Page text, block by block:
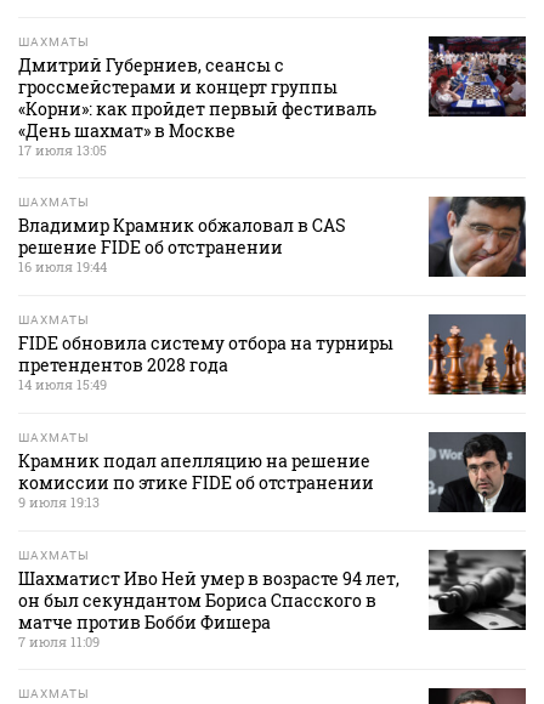
ШАХМАТЫ
Дмитрий Губерниев, сеансы с
гроссмейстерами и концерт группы
«Корни»: как пройдет первый фестиваль
«День шахмат» в Москве
17 июля 13:05
ШАХМАТЫ
Владимир Крамник обжаловал в CAS
решение FIDE об отстранении
16 июля 19:44
ШАХМАТЫ
FIDE обновила систему отбора на турниры
претендентов 2028 года
14 июля 15:49
ШАХМАТЫ
Крамник подал апелляцию на решение
комиссии по этике FIDE об отстранении
9 июля 19:13
ШАХМАТЫ
Шахматист Иво Ней умер в возрасте 94 лет,
он был секундантом Бориса Спасского в
матче против Бобби Фишера
7 июля 11:09
ШАХМАТЫ